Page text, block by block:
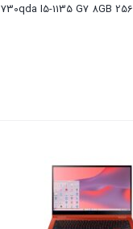
730qda I5-1135 G7 8GB